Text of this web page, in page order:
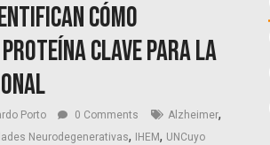
cómo
clave para la
Porto 0 Comments Alzheimer,
Neurodegenerativas, IHEM, UNCuyo